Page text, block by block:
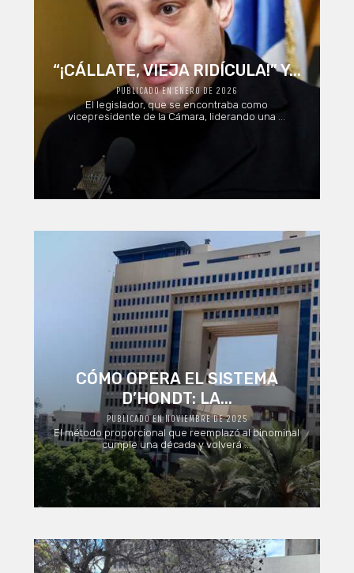
“¡CÁLLATE, VIEJA RIDÍCULA!” Y...
PUBLICADO EN ENERO DE 2026
El legislador, que se encontraba como
vicepresidente de la Cámara, liderando una ...
CÓMO OPERA EL SISTEMA
D’HONDT: LA...
PUBLICADO EN NOVIEMBRE DE 2025
El método proporcional que reemplazó al binominal
cumple una década y volverá ...